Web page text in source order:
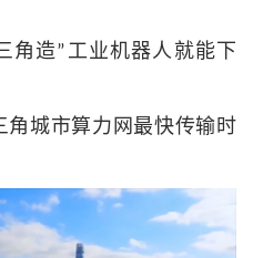
角造”工业机器人就能下
角城市算力网最快传输时